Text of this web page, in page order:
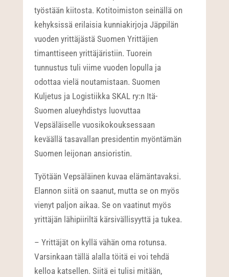
työstään kiitosta. Kotitoimiston seinällä on
kehyksissä erilaisia kunniakirjoja Jäppilän
vuoden yrittäjästä Suomen Yrittäjien
timanttiseen yrittäjäristiin. Tuorein
tunnustus tuli viime vuoden lopulla ja
odottaa vielä noutamistaan. Suomen
Kuljetus ja Logistiikka SKAL ry:n Itä-
Suomen alueyhdistys luovuttaa
Vepsäläiselle vuosikokouksessaan
keväällä tasavallan presidentin myöntämän
Suomen leijonan ansioristin.
Työtään Vepsäläinen kuvaa elämäntavaksi.
Elannon siitä on saanut, mutta se on myös
vienyt paljon aikaa. Se on vaatinut myös
yrittäjän lähipiiriltä kärsivällisyyttä ja tukea.
– Yrittäjät on kyllä vähän oma rotunsa.
Varsinkaan tällä alalla töitä ei voi tehdä
kelloa katsellen. Siitä ei tulisi mitään,